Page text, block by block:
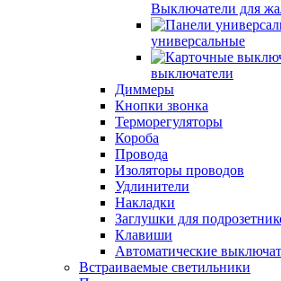
Выключатели для
универсальные
выключатели
Диммеры
Кнопки звонка
Терморегуляторы
Короба
Провода
Изоляторы проводов
Удлинители
Накладки
Заглушки для
Клавиши
Автоматические
Встраиваемые светильники